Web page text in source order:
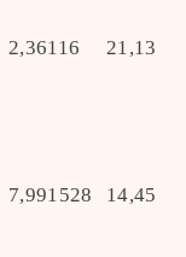
2,36116 21,13
7,991528 14,45